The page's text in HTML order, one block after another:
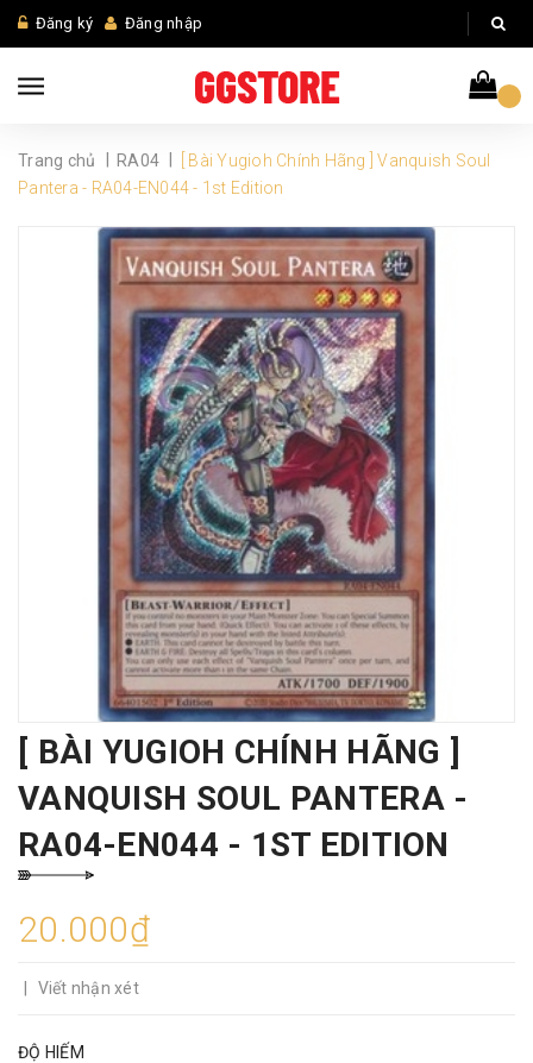
Đăng ký Đăng nhập
Trang chủ RA04
[ Bài Yugioh Chính Hãng ] Vanquish Soul
Pantera - RA04-EN044 - 1st Edition
[ BÀI YUGIOH CHÍNH HÃNG ]
VANQUISH SOUL PANTERA -
RA04-EN044 - 1ST EDITION
20.000₫
Viết nhận xét
ĐỘ HIẾM